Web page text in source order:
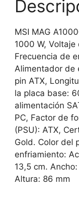
pin
ATX
Negro
cantidad
MSI MAG
1000 W,
Frecuencia de
Alimentador de
pin ATX,
la placa base:
alimentación
PC, Factor de
(PSU): ATX,
Gold. Color del
enfriamiento:
13,5 cm.
Altura: 86 mm